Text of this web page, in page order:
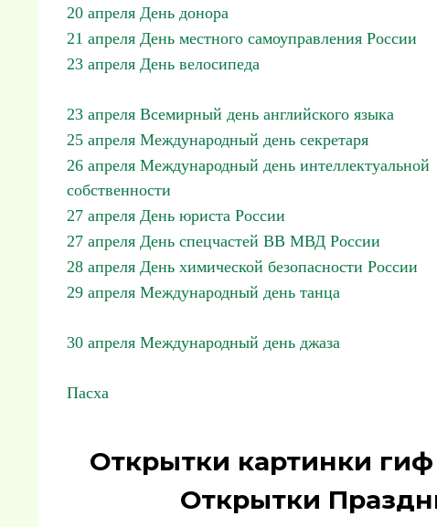
20 апреля День донора
21 апреля День местного самоуправления России
23 апреля День велосипеда
23 апреля Всемирный день английского языка
25 апреля Международный день секретаря
26 апреля Международный день интеллектуальной
собственности
27 апреля День юриста России
27 апреля День спецчастей ВВ МВД России
28 апреля День химической безопасности России
29 апреля Международный день танца
30 апреля Международный день джаза
Пасха
Открытки картинки
Открытки